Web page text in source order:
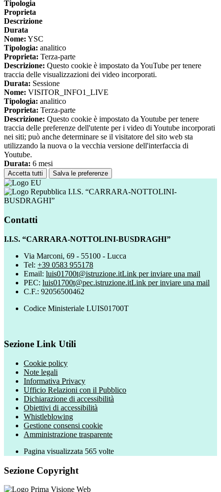
Tipologia
Proprieta
Descrizione
Durata
Nome: YSC
Tipologia: analitico
Proprieta: Terza-parte
Descrizione: Questo cookie è impostato da YouTube per tenere
traccia delle visualizzazioni dei video incorporati.
Durata: Sessione
Nome: VISITOR_INFO1_LIVE
Tipologia: analitico
Proprieta: Terza-parte
Descrizione: Questo cookie è impostato da Youtube per tenere
traccia delle preferenze dell'utente per i video di Youtube incorporati
nei siti; può anche determinare se il visitatore del sito web sta
utilizzando la nuova o la vecchia versione dell'interfaccia di
Youtube.
Durata: 6 mesi
Accetta tutti Salva le preferenze
I.I.S. “CARRARA-NOTTOLINI-
BUSDRAGHI”
Contatti
I.I.S. “CARRARA-NOTTOLINI-BUSDRAGHI”
Via Marconi, 69 - 55100 - Lucca
Tel: +39 0583 955178
Email: luis01700t@istruzione.itLink per inviare una mail
PEC: luis01700t@pec.istruzione.itLink per inviare una mail
C.F.: 92056500462
Codice Ministeriale LUIS01700T
Sezione Link Utili
Cookie policy
Note legali
Informativa Privacy
Ufficio Relazioni con il Pubblico
Dichiarazione di accessibilità
Obiettivi di accessibilità
Whistleblowing
Gestione consensi cookie
Amministrazione trasparente
Pagina visualizzata 565 volte
Sezione Copyright